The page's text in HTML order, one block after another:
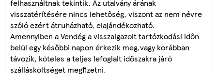
felhasználtnak tekintik. Az utalvány árának
visszatérítésére nincs lehetőség, viszont az nem névre
szóló ezért átruházható, elajándékozható.
Amennyiben a Vendég a visszaigazolt tartózkodási időn
belül egy későbbi napon érkezik meg,vagy korábban
távozik, köteles a teljes lefoglalt időszakra járó
szállásköltséget megfizetni.